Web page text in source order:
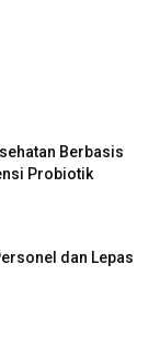
Berbasis
Probiotik
dan Lepas